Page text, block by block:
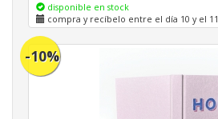
disponible en stock
compra y recíbelo entre el día 10 y el 11
-10%